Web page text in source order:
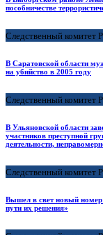
пособничестве
Следственный комитет
В Саратовской области
на убийство в 2005 году
Следственный комитет
В Ульяновской области
участников преступной
деятельности,
Следственный комитет
Вышел в свет новый номер
пути их решения»